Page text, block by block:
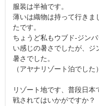
服装は半袖です。
薄いは織物は持って行きま
たです。
ちょうど私もウブド-ジン
い感じの暑さでしたが、ジ
暑さでした。
（アヤナリゾート泊でした）
リゾート地です、普段日
戦されてはいかがですか？